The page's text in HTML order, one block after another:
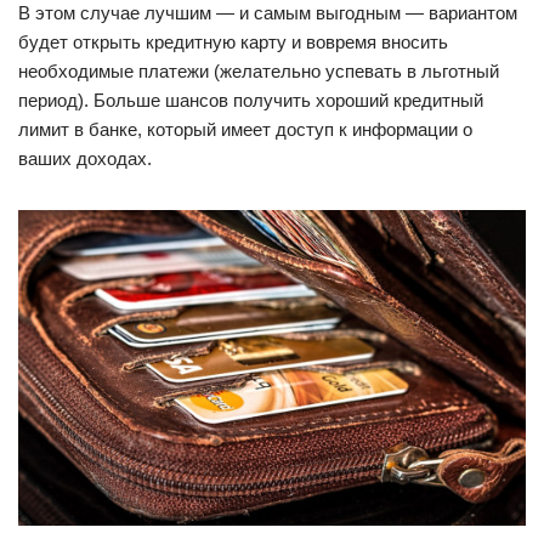
В этом случае лучшим — и самым выгодным — вариантом
будет открыть кредитную карту и вовремя вносить
необходимые платежи (желательно успевать в льготный
период). Больше шансов получить хороший кредитный
лимит в банке, который имеет доступ к информации о
ваших доходах.